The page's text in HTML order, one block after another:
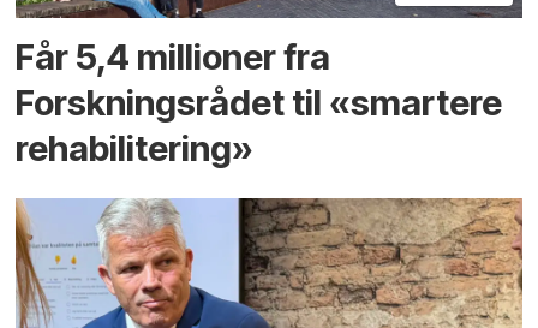
Får 5,4 millioner fra
Forskningsrådet til «smartere
rehabilitering»